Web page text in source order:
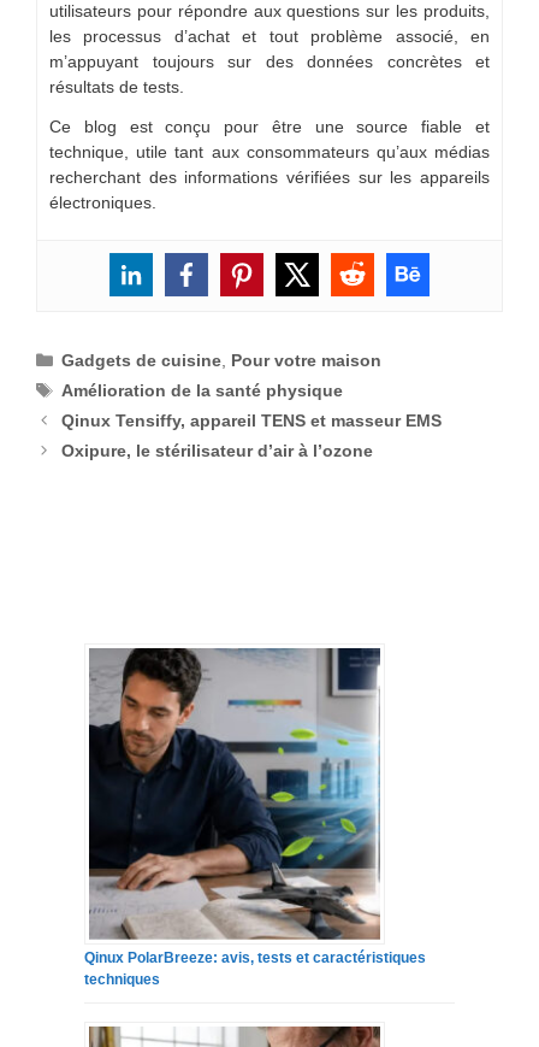
utilisateurs pour répondre aux questions sur les produits,
les processus d’achat et tout problème associé, en
m’appuyant toujours sur des données concrètes et
résultats de tests.
Ce blog est conçu pour être une source fiable et
technique, utile tant aux consommateurs qu’aux médias
recherchant des informations vérifiées sur les appareils
électroniques.
Catégories
Gadgets de cuisine, Pour votre maison
Étiquettes
Amélioration de la santé physique
Qinux Tensiffy, appareil TENS et masseur EMS
Oxipure, le stérilisateur d’air à l’ozone
Qinux PolarBreeze: avis, tests et caractéristiques
techniques